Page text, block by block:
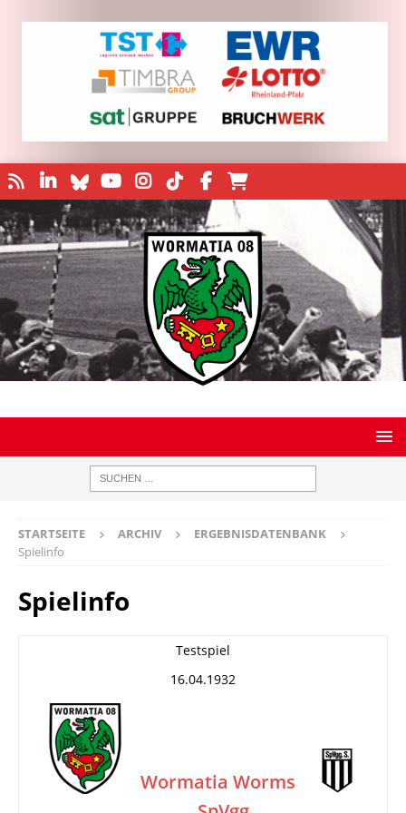
STARTSEITE ARCHIV
ERGEBNISDATENBANK
Spielinfo
Spielinfo
Testspiel
16.04.1932
Wormatia Worms